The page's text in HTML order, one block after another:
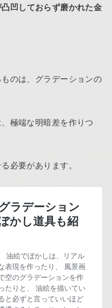
凹しておらず磨かれた金
のは、グラデーションの
極端な明暗差を作りつ
必要があります。